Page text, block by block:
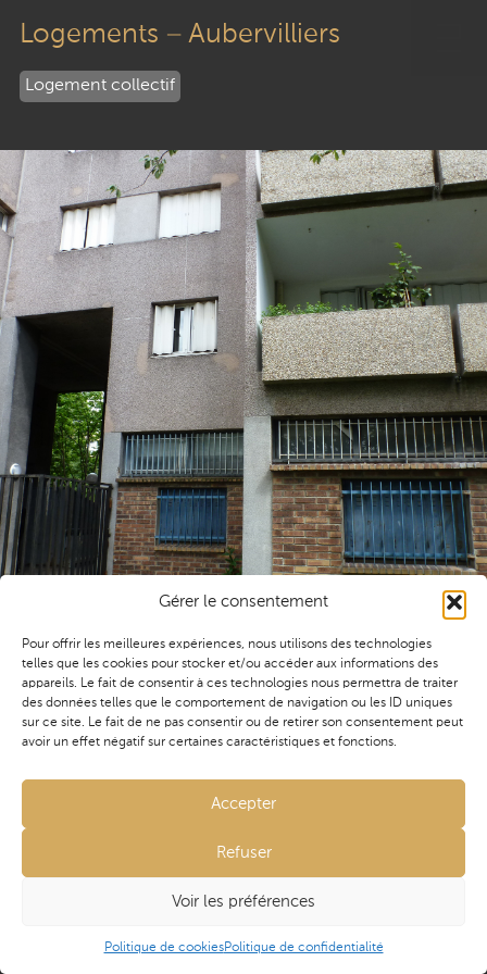
Gérer le consentement
Pour offrir les meilleures expériences, nous utilisons des technologies
telles que les cookies pour stocker et/ou accéder aux informations des
appareils. Le fait de consentir à ces technologies nous permettra de traiter
des données telles que le comportement de navigation ou les ID uniques
sur ce site. Le fait de ne pas consentir ou de retirer son consentement peut
avoir un effet négatif sur certaines caractéristiques et fonctions.
Accepter
Refuser
Voir les préférences
Politique de cookiesPolitique de confidentialité
contenu
Logements – Aubervilliers
Logement collectif
Restructuration de locaux tertiaires en 13 logements et
déplacement de tous les locaux tertiaires annexes.
OPH Aubervilliers
Économie de la construction
& études de conception
Agence Île de France
25 Grande rue
91290 ARPAJON
Membre de l'Untec depuis 2015
LinkedIn
Avise Conseil © 2021 - 2026 Tous droits réservés •
Politique de cookies• Site réalisé par HMSetl’Agence